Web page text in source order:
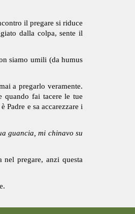
il pregare si riduce
dalla colpa, sente il
siamo umili (da humus
a pregarlo veramente.
quando fai tacere le tue
Padre e sa accarezzare i
guancia, mi chinavo su
pregare, anzi questa